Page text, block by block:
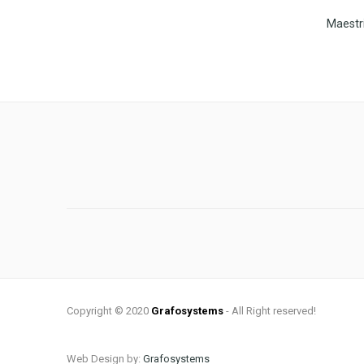
Copyright © 2020 Grafosystems- All Right reserved!
Web Design by: Grafosystems